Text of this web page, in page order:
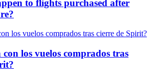
to flights purchased after
con los vuelos comprados tras